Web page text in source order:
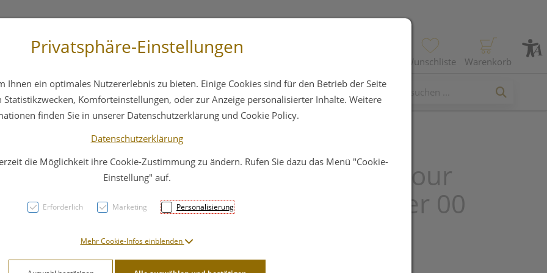
Wunschliste Warenkorb
Hautpflege Familie Nahrungsergänzung
Dr. Hauschka Colour
Correcting Powder 00
PZN: 4592210
Privatsphäre-Einstellungen
Ihnen ein optimales Nutzererlebnis zu bieten. Einige Cookies sind für den Betrieb der Seite
Komforteinstellungen, oder zur Anzeige personalisierter Inhalte. Weitere
finden Sie in unserer Datenschutzerklärung und Cookie Policy.
Datenschutzerklärung
die Möglichkeit ihre Cookie-Zustimmung zu ändern. Rufen Sie dazu das Menü "Cookie-
Einstellung" auf.
Erforderlich Marketing Personalisierung
Mehr Cookie-Infos einblenden